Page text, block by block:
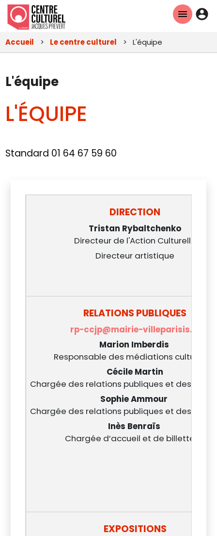
principal
En-
Accueil Le centre culturel L'équipe
L'équipe
L'ÉQUIPE
Standard 01 64 67 59 60
DIRECTION
Tristan Rybaltchenko
Directeur de l'Action Culturelle
Directeur artistique
RELATIONS PUBLIQUES
rp-ccjp@mairie-villeparisis.fr
Marion Imberdis
Responsable des médiations culturelles
Cécile Martin
Chargée des relations publiques et des
Sophie Ammour
Chargée des relations publiques et des
Inès Benraïs
Chargée d’accueil et de billetterie
EXPOSITIONS